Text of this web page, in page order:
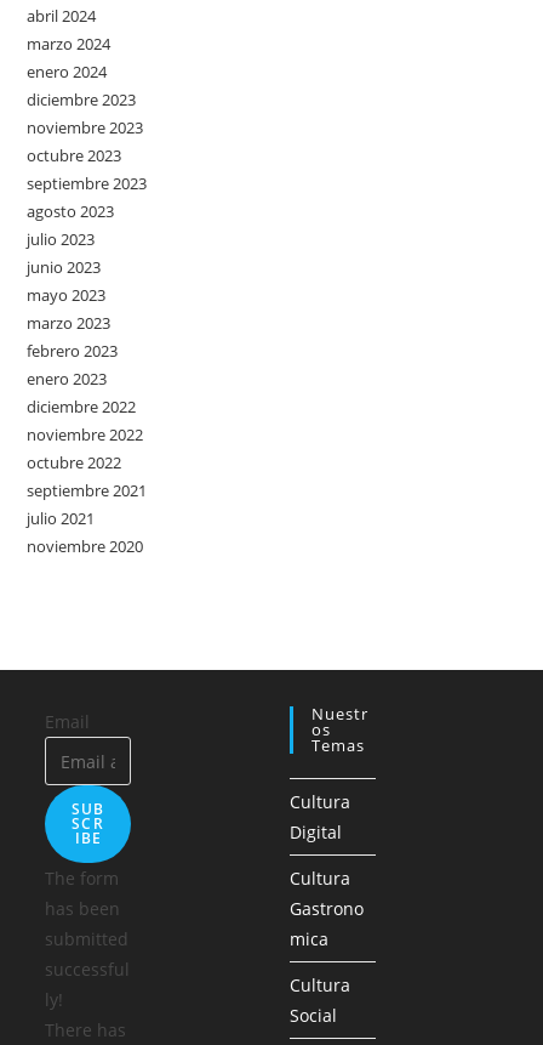
abril 2024
marzo 2024
enero 2024
diciembre 2023
noviembre 2023
octubre 2023
septiembre 2023
agosto 2023
julio 2023
junio 2023
mayo 2023
marzo 2023
febrero 2023
enero 2023
diciembre 2022
noviembre 2022
octubre 2022
septiembre 2021
julio 2021
noviembre 2020
Email
SUB
SCR
IBE
The form
has been
submitted
successful
ly!
There has
Nuestr
Os
Temas
Cultura
Digital
Cultura
Gastrono
mica
Cultura
Social